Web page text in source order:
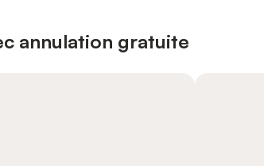
annulation gratuite